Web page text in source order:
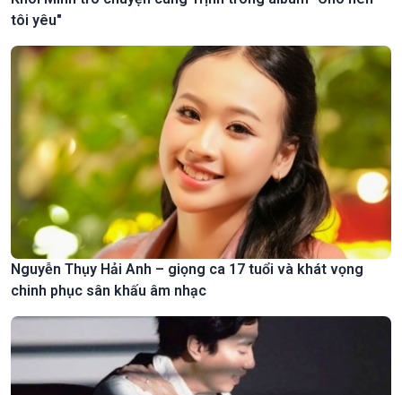
tôi yêu"
Nguyễn Thụy Hải Anh – giọng ca 17 tuổi và khát vọng
chinh phục sân khấu âm nhạc